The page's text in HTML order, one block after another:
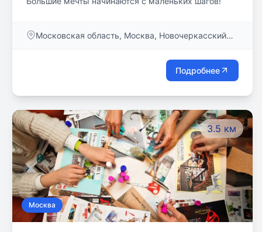
Московская область, Москва, Новочеркасский
Подробнее
3.5 км
Москва